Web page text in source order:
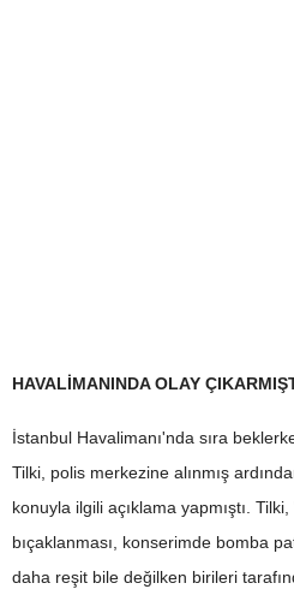
HAVALİMANINDA OLAY
İstanbul Havalimanı'nda sıra
Tilki, polis merkezine alınmış
konuyla ilgili açıklama yapmıştı.
bıçaklanması, konserimde bomba
daha reşit bile değilken birileri